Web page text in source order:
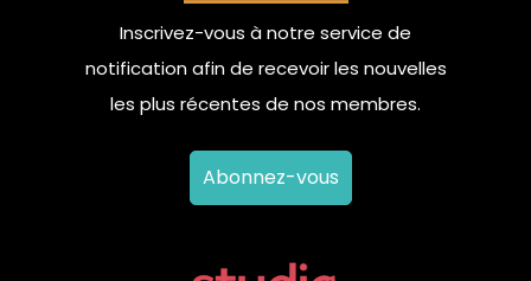
Inscrivez-vous à notre service de
notification afin de recevoir les nouvelles
les plus récentes de nos membres.
Abonnez-vous